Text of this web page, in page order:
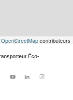
OpenStreetMapcontributeurs
Éco-